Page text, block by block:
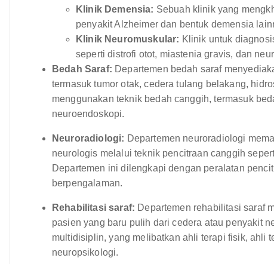
Klinik Demensia: Sebuah klinik yang
penyakit Alzheimer dan bentuk demensia
Klinik Neuromuskular: Klinik untuk
seperti distrofi otot, miastenia gravis, dan
Bedah Saraf: Departemen bedah saraf
termasuk tumor otak, cedera tulang belakang,
menggunakan teknik bedah canggih, termasuk
neuroendoskopi.
Neuroradiologi: Departemen neuroradiologi
neurologis melalui teknik pencitraan canggih
Departemen ini dilengkapi dengan peralatan
berpengalaman.
Rehabilitasi saraf: Departemen rehabilitasi saraf
pasien yang baru pulih dari cedera atau penyakit
multidisiplin, yang melibatkan ahli terapi fisik, ahli
neuropsikologi.